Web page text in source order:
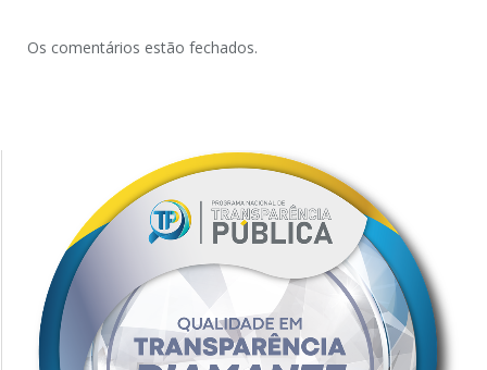
Os comentários estão fechados.